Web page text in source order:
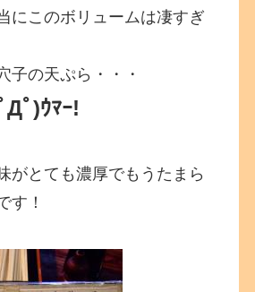
にこのボリュームは凄すぎ
子の天ぷら・・・
Дﾟ)ｳﾏｰ!
がとても濃厚でもうたまら
す！